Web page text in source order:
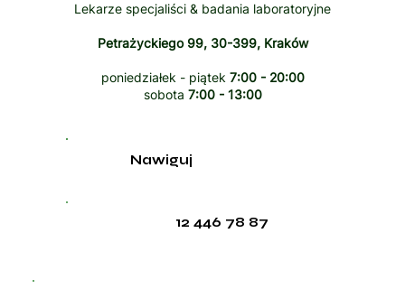
Lekarze specjaliści & badania laboratoryjne
Petrażyckiego 99, 30-399, Kraków
poniedziałek - piątek 7:00 - 20:00
sobota 7:00 - 13:00
12 446 78 87
Nawiguj